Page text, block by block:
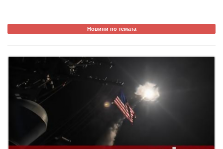
Новини по темата